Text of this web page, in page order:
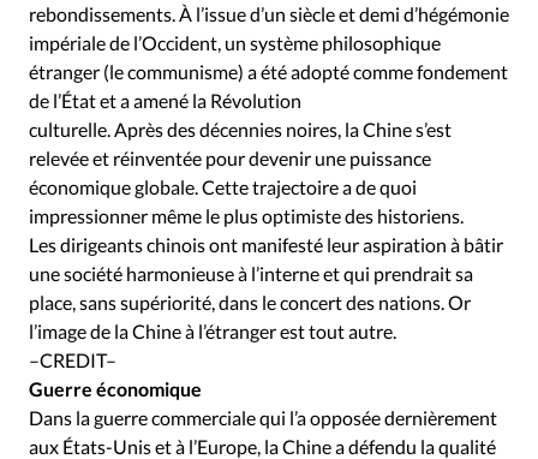
rebondissements. À l’issue d’un siècle et demi d’hégémonie
impériale de l’Occident, un système philosophique
étranger (le communisme) a été adopté comme fondement
de l’État et a amené la Révolution
culturelle. Après des décennies noires, la Chine s’est
relevée et réinventée pour devenir une puissance
économique globale. Cette trajectoire a de quoi
impressionner même le plus optimiste des historiens.
Les dirigeants chinois ont manifesté leur aspiration à bâtir
une société harmonieuse à l’interne et qui prendrait sa
place, sans supériorité, dans le concert des nations. Or
l’image de la Chine à l’étranger est tout autre.
–CREDIT–
Guerre économique
Dans la guerre commerciale qui l’a opposée dernièrement
aux États-Unis et à l’Europe, la Chine a défendu la qualité